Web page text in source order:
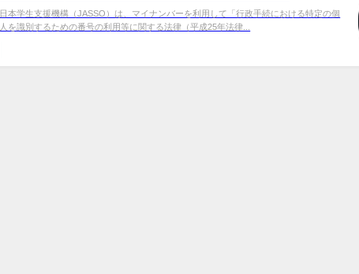
日本学生支援機構（JASSO）は、マイナンバーを利用して「行政手続における特定の個
人を識別するための番号の利用等に関する法律（平成25年法律...